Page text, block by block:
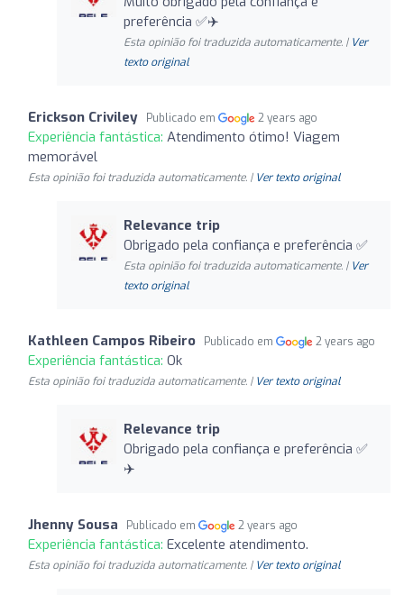
preferência ✅✈️
Esta opinião foi traduzida automaticamente. | Ver
texto original
Erickson Criviley Publicado em 2 years ago
Experiência fantástica: Atendimento ótimo! Viagem
memorável
Esta opinião foi traduzida automaticamente. | Ver texto original
Relevance trip
Obrigado pela confiança e preferência ✅
Esta opinião foi traduzida automaticamente. | Ver
texto original
Kathleen Campos Ribeiro Publicado em 2 years ago
Experiência fantástica: Ok
Esta opinião foi traduzida automaticamente. | Ver texto original
Relevance trip
Obrigado pela confiança e preferência ✅
✈️
Jhenny Sousa Publicado em 2 years ago
Experiência fantástica: Excelente atendimento.
Esta opinião foi traduzida automaticamente. | Ver texto original